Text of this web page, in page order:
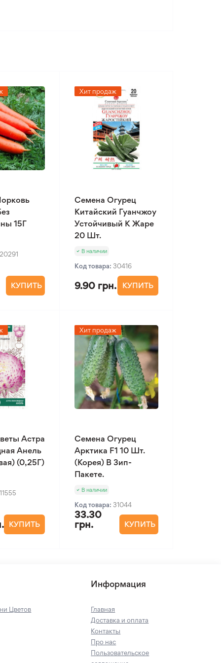
15Г
20291
КУПИТЬ
Хит продаж
Семена Огурец
Китайский Гуанчжоу
Устойчивый К Жаре
20 Шт.
В наличии
Код товара: 30416
9.90 грн. КУПИТЬ
Астра
Анель
(0,25Г)
11555
КУПИТЬ
Хит продаж
Семена Огурец
Арктика F1 10 Шт.
(Корея) В Зип-
Пакете.
В наличии
Код товара: 31044
33.30
грн.
КУПИТЬ
Цветов
Информация
Главная
Доставка и оплата
Контакты
Про нас
Пользовательское